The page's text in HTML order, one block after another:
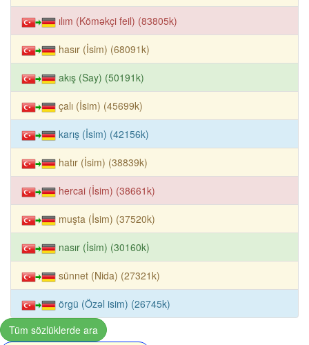
ılım (Köməkçi feil) (83805k)
hasır (İsim) (68091k)
akış (Say) (50191k)
çalı (İsim) (45699k)
karış (İsim) (42156k)
hatır (İsim) (38839k)
hercai (İsim) (38661k)
muşta (İsim) (37520k)
nasır (İsim) (30160k)
sünnet (Nida) (27321k)
örgü (Özəl isim) (26745k)
Tüm sözlüklerde ara